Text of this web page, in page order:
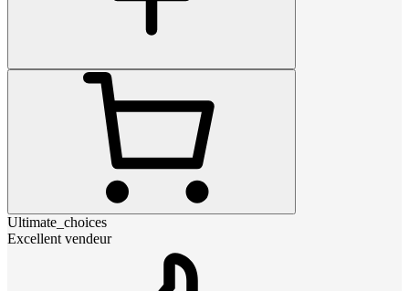
Ultimate_choices
Excellent vendeur